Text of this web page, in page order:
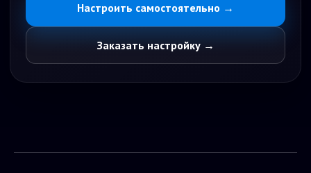
Настроить самостоятельно →
Заказать настройку →